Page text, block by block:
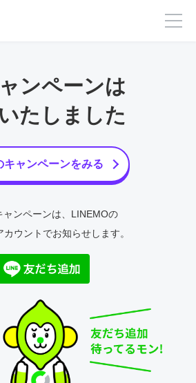
ンペーンは
たしました
キャンペーンをみる
ャンペーンは、LINEMOの
カウントでお知らせします。